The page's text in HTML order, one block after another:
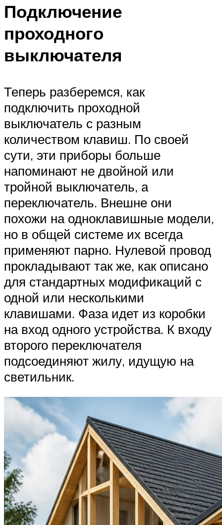
Подключение
проходного
выключателя
Теперь разберемся, как
подключить проходной
выключатель с разным
количеством клавиш. По своей
сути, эти приборы больше
напоминают не двойной или
тройной выключатель, а
переключатель. Внешне они
похожи на одноклавишные модели,
но в общей системе их всегда
применяют парно. Нулевой провод
прокладывают так же, как описано
для стандартных модификаций с
одной или несколькими
клавишами. Фаза идет из коробки
на вход одного устройства. К входу
второго переключателя
подсоединяют жилу, идущую на
светильник.